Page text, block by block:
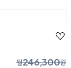
월246,300원